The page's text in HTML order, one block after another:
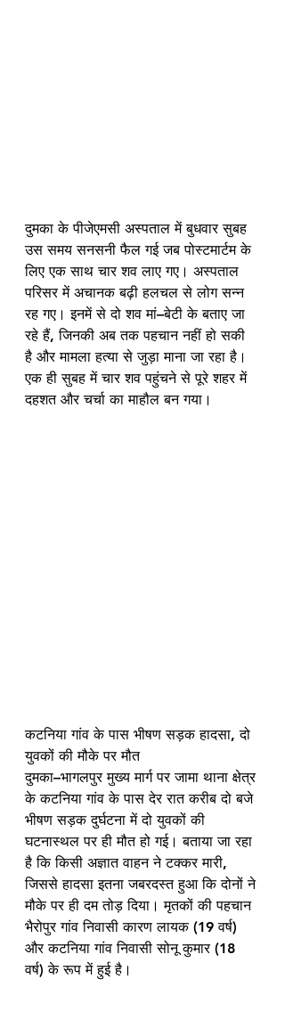
दुमका के पीजेएमसी अस्पताल में बुधवार सुबह
उस समय सनसनी फैल गई जब पोस्टमार्टम के
लिए एक साथ चार शव लाए गए। अस्पताल
परिसर में अचानक बढ़ी हलचल से लोग सन्न
रह गए। इनमें से दो शव मां–बेटी के बताए जा
रहे हैं, जिनकी अब तक पहचान नहीं हो सकी
है और मामला हत्या से जुड़ा माना जा रहा है।
एक ही सुबह में चार शव पहुंचने से पूरे शहर में
दहशत और चर्चा का माहौल बन गया।
कटनिया गांव के पास भीषण सड़क हादसा, दो
युवकों की मौके पर मौत
दुमका–भागलपुर मुख्य मार्ग पर जामा थाना क्षेत्र
के कटनिया गांव के पास देर रात करीब दो बजे
भीषण सड़क दुर्घटना में दो युवकों की
घटनास्थल पर ही मौत हो गई। बताया जा रहा
है कि किसी अज्ञात वाहन ने टक्कर मारी,
जिससे हादसा इतना जबरदस्त हुआ कि दोनों ने
मौके पर ही दम तोड़ दिया। मृतकों की पहचान
भैरोपुर गांव निवासी कारण लायक (19 वर्ष)
और कटनिया गांव निवासी सोनू कुमार (18
वर्ष) के रूप में हुई है।